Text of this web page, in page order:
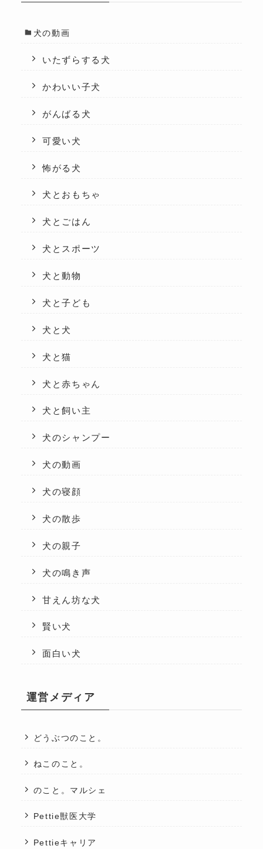
犬の動画
いたずらする犬
かわいい子犬
がんばる犬
可愛い犬
怖がる犬
犬とおもちゃ
犬とごはん
犬とスポーツ
犬と動物
犬と子ども
犬と犬
犬と猫
犬と赤ちゃん
犬と飼い主
犬のシャンプー
犬の動画
犬の寝顔
犬の散歩
犬の親子
犬の鳴き声
甘えん坊な犬
賢い犬
面白い犬
運営メディア
どうぶつのこと。
ねこのこと。
のこと。マルシェ
Pettie獣医大学
Pettieキャリア